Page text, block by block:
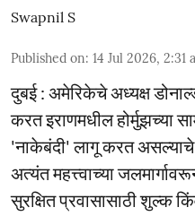
Swapnil S
Published on: 14 Jul 2026, 2:31
दुबई : अमेरिकेचे अध्यक्ष
करत इराणमधील होर्मुझच्या
'नाकेबंदी' लागू करत
अत्यंत महत्त्वाच्या
सुरक्षित प्रवासासाठी शुल्क